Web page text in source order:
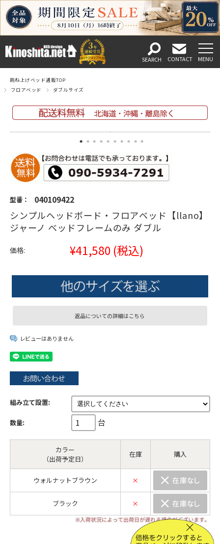
跳ね上げベッド通販TOP
フロアベッド
ダブルサイズ
型番： 040109422
シンプルヘッドボード・フロアベッド【llano】
ジャーノ ベッドフレームのみ ダブル
価格: ¥41,580 (税込)
返品についての詳細はこちら
レビューはありません
組み立て設置:
数量: 台
カラー
（出荷予定日）
在庫 購入
ウォルナットブラウン ×
ブラック ×